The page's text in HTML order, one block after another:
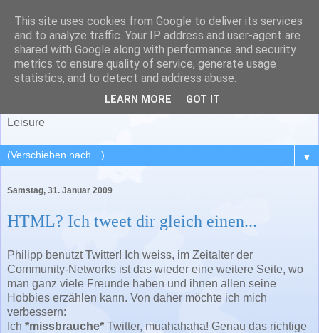
Serahl
Special Estate for Reasonable, Alternative and Humorous
Leisure
▼
Samstag, 31. Januar 2009
HTML? Ich tweet dir gleich einen...
Philipp benutzt Twitter! Ich weiss, im Zeitalter der
Community-Networks ist das wieder eine weitere Seite, wo
man ganz viele Freunde haben und ihnen allen seine
Hobbies erzählen kann. Von daher möchte ich mich
verbessern:
Ich *missbrauche* Twitter, muahahaha! Genau das richtige
This site uses cookies from Google to deliver its services
and to analyze traffic. Your IP address and user-agent are
shared with Google along with performance and security
metrics to ensure quality of service, generate usage
statistics, and to detect and address abuse.
LEARN MORE GOT IT